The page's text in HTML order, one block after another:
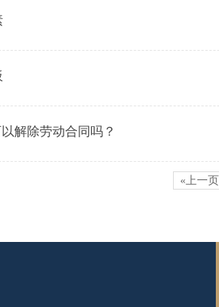
解除劳动合同吗？
«上一页